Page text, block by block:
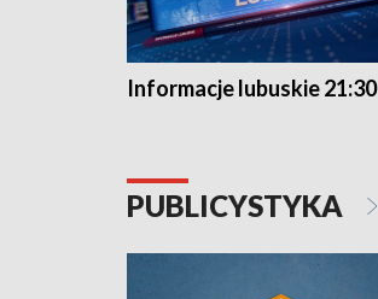
Informacje lubuskie 21:30
PUBLICYSTYKA